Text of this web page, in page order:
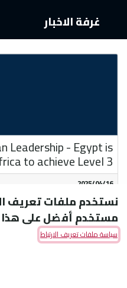
غرفة الاخبار
Leadership - Egypt is
to achieve Level 3
16‏/04‏/2025
نستخدم ملفات تعريف
مستخدم أفضل على هذا
سياسة ملفات تعريف الارتباط